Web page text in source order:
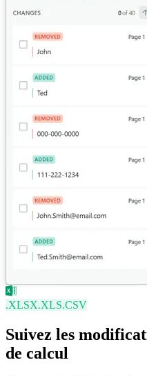
.XLSX.XLS.CSV
Suivez les
de calcul